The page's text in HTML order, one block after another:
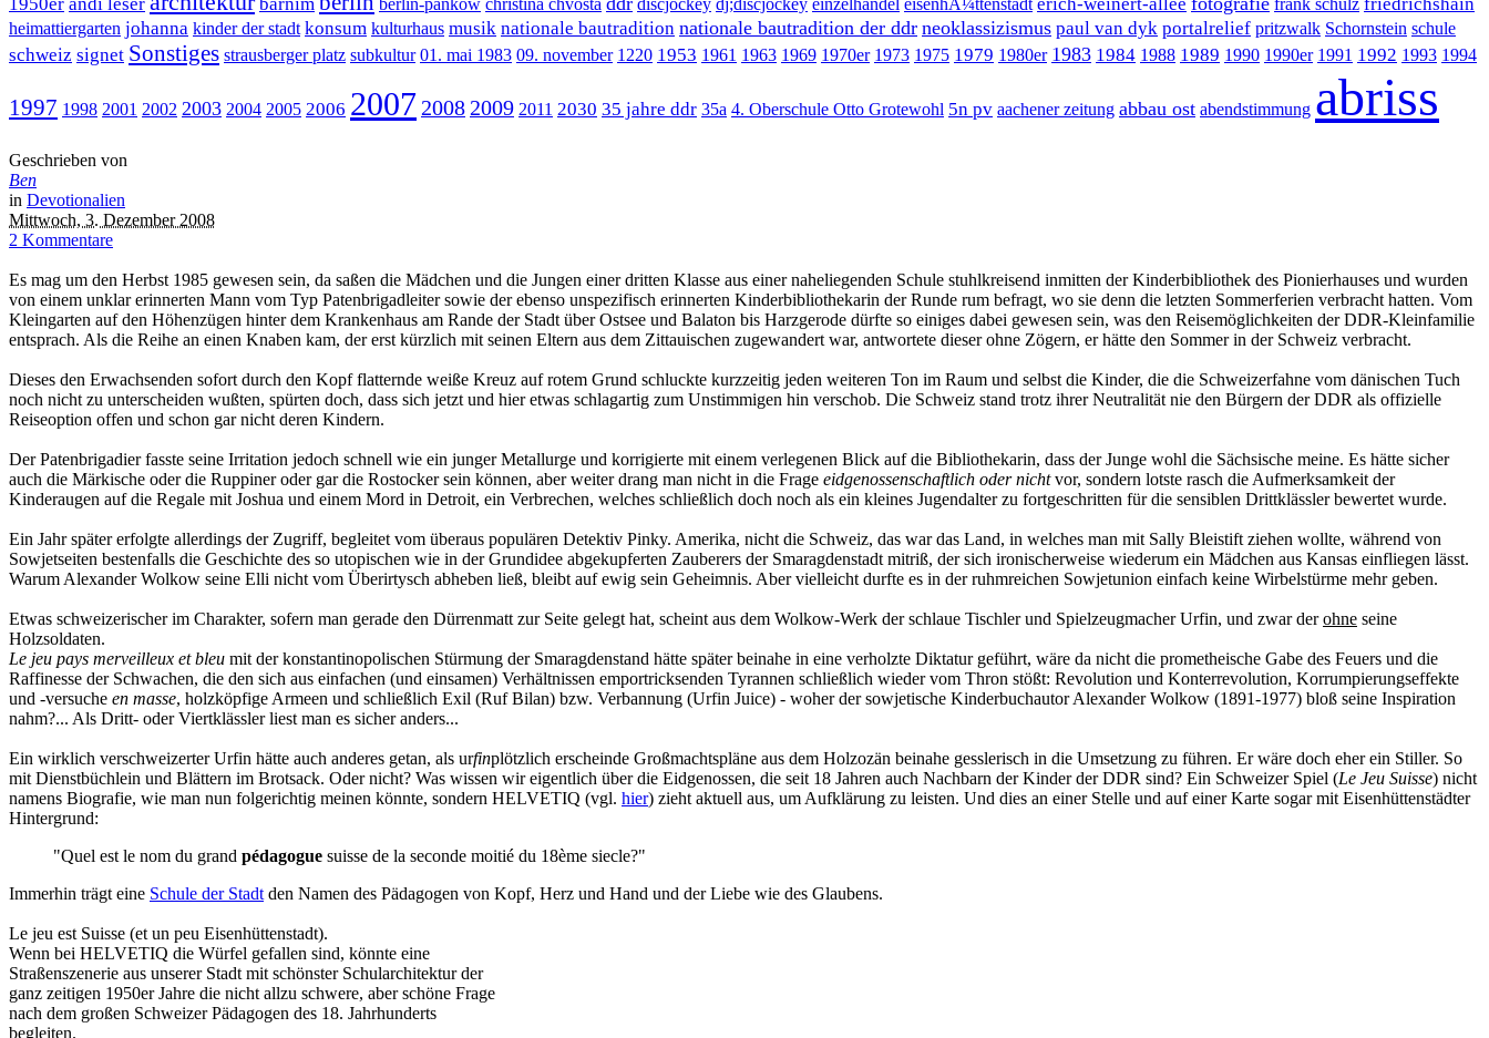
heimattiergarten johanna kinder der stadt konsum kulturhaus musik nationale bautradition nationale bautradition der ddr neoklassizismus paul van dyk portalrelief pritzwalk Schornstein schule
schweiz signet Sonstiges strausberger platz subkultur 01. mai 1983 09. november 1220 1953 1961 1963 1969 1970er 1973 1975 1979 1980er 1983 1984 1988 1989 1990 1990er 1991 1992 1993 1994
1997 1998 2001 2002 2003 2004 2005 2006 2007 2008 2009 2011 2030 35 jahre ddr 35a 4. Oberschule Otto Grotewohl 5n pv aachener zeitung abbau ost abendstimmung abriss
Geschrieben von
Ben
in Devotionalien
Mittwoch, 3. Dezember 2008
2 Kommentare
Es mag um den Herbst 1985 gewesen sein, da saßen die Mädchen und die Jungen einer dritten Klasse aus einer naheliegenden Schule stuhlkreisend inmitten der Kinderbibliothek des Pionierhauses und wurden
von einem unklar erinnerten Mann vom Typ Patenbrigadleiter sowie der ebenso unspezifisch erinnerten Kinderbibliothekarin der Runde rum befragt, wo sie denn die letzten Sommerferien verbracht hatten. Vom
Kleingarten auf den Höhenzügen hinter dem Krankenhaus am Rande der Stadt über Ostsee und Balaton bis Harzgerode dürfte so einiges dabei gewesen sein, was den Reisemöglichkeiten der DDR-Kleinfamilie
entsprach. Als die Reihe an einen Knaben kam, der erst kürzlich mit seinen Eltern aus dem Zittauischen zugewandert war, antwortete dieser ohne Zögern, er hätte den Sommer in der Schweiz verbracht.
Dieses den Erwachsenden sofort durch den Kopf flatternde weiße Kreuz auf rotem Grund schluckte kurzzeitig jeden weiteren Ton im Raum und selbst die Kinder, die die Schweizerfahne vom dänischen Tuch
noch nicht zu unterscheiden wußten, spürten doch, dass sich jetzt und hier etwas schlagartig zum Unstimmigen hin verschob. Die Schweiz stand trotz ihrer Neutralität nie den Bürgern der DDR als offizielle
Reiseoption offen und schon gar nicht deren Kindern.
Der Patenbrigadier fasste seine Irritation jedoch schnell wie ein junger Metallurge und korrigierte mit einem verlegenen Blick auf die Bibliothekarin, dass der Junge wohl die Sächsische meine. Es hätte sicher
auch die Märkische oder die Ruppiner oder gar die Rostocker sein können, aber weiter drang man nicht in die Frage eidgenossenschaftlich oder nichtvor, sondern lotste rasch die Aufmerksamkeit der
Kinderaugen auf die Regale mit Joshua und einem Mord in Detroit, ein Verbrechen, welches schließlich doch noch als ein kleines Jugendalter zu fortgeschritten für die sensiblen Drittklässler bewertet wurde.
Ein Jahr später erfolgte allerdings der Zugriff, begleitet vom überaus populären Detektiv Pinky. Amerika, nicht die Schweiz, das war das Land, in welches man mit Sally Bleistift ziehen wollte, während von
Sowjetseiten bestenfalls die Geschichte des so utopischen wie in der Grundidee abgekupferten Zauberers der Smaragdenstadt mitriß, der sich ironischerweise wiederum ein Mädchen aus Kansas einfliegen lässt.
Warum Alexander Wolkow seine Elli nicht vom Überirtysch abheben ließ, bleibt auf ewig sein Geheimnis. Aber vielleicht durfte es in der ruhmreichen Sowjetunion einfach keine Wirbelstürme mehr geben.
Etwas schweizerischer im Charakter, sofern man gerade den Dürrenmatt zur Seite gelegt hat, scheint aus dem Wolkow-Werk der schlaue Tischler und Spielzeugmacher Urfin, und zwar derohne seine
Holzsoldaten.
Le jeu pays merveilleux et bleu mit der konstantinopolischen Stürmung der Smaragdenstand hätte später beinahe in eine verholzte Diktatur geführt, wäre da nicht die prometheische Gabe des Feuers und die
Raffinesse der Schwachen, die den sich aus einfachen (und einsamen) Verhältnissen emportricksenden Tyrannen schließlich wieder vom Thron stößt: Revolution und Konterrevolution, Korrumpierungseffekte
und -versuche en masse, holzköpfige Armeen und schließlich Exil (Ruf Bilan) bzw. Verbannung (Urfin Juice) - woher der sowjetische Kinderbuchautor Alexander Wolkow (1891-1977) bloß seine Inspiration
nahm?... Als Dritt- oder Viertklässler liest man es sicher anders...
Ein wirklich verschweizerter Urfin hätte auch anderes getan, als urfinplötzlich erscheinde Großmachtspläne aus dem Holzozän beinahe gesslerisch in die Umsetzung zu führen. Er wäre doch eher ein Stiller. So
mit Dienstbüchlein und Blättern im Brotsack. Oder nicht? Was wissen wir eigentlich über die Eidgenossen, die seit 18 Jahren auch Nachbarn der Kinder der DDR sind? Ein Schweizer Spiel (Le Jeu Suisse) nicht
namens Biografie, wie man nun folgerichtig meinen könnte, sondern HELVETIQ (vgl. hier) zieht aktuell aus, um Aufklärung zu leisten. Und dies an einer Stelle und auf einer Karte sogar mit Eisenhüttenstädter
Hintergrund:
"Quel est le nom du grand pédagogue suisse de la seconde moitié du 18ème siecle?"
Immerhin trägt eine Schule der Stadt den Namen des Pädagogen von Kopf, Herz und Hand und der Liebe wie des Glaubens.
Le jeu est Suisse (et un peu Eisenhüttenstadt).
Wenn bei HELVETIQ die Würfel gefallen sind, könnte eine
Straßenszenerie aus unserer Stadt mit schönster Schularchitektur der
ganz zeitigen 1950er Jahre die nicht allzu schwere, aber schöne Frage
nach dem großen Schweizer Pädagogen des 18. Jahrhunderts
begleiten.